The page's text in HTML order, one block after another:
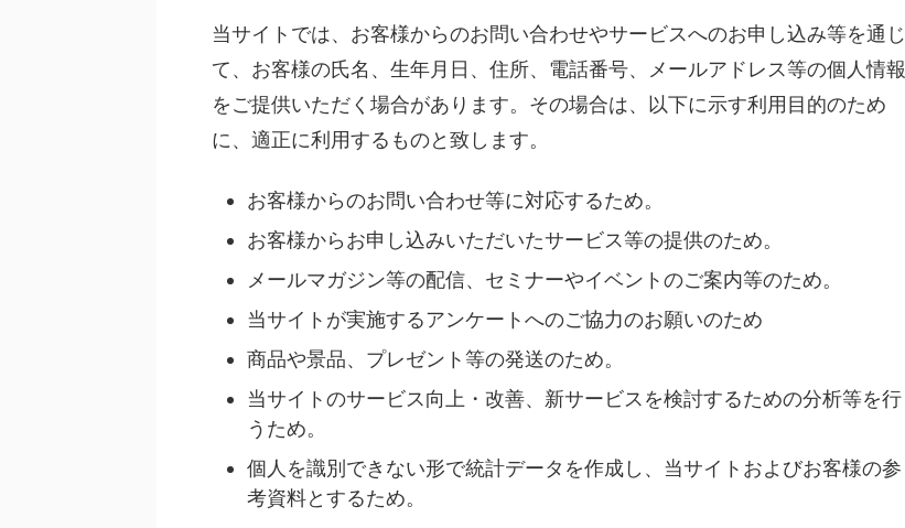
当サイトでは、お客様からのお問い合わせやサービスへのお申し込み等を通じ
て、お客様の氏名、生年月日、住所、電話番号、メールアドレス等の個人情報
をご提供いただく場合があります。その場合は、以下に示す利用目的のため
に、適正に利用するものと致します。
お客様からのお問い合わせ等に対応するため。
お客様からお申し込みいただいたサービス等の提供のため。
メールマガジン等の配信、セミナーやイベントのご案内等のため。
当サイトが実施するアンケートへのご協力のお願いのため
商品や景品、プレゼント等の発送のため。
当サイトのサービス向上・改善、新サービスを検討するための分析等を行
うため。
個人を識別できない形で統計データを作成し、当サイトおよびお客様の参
考資料とするため。